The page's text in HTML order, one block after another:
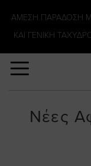
ΑΜΕΣΗ ΠΑΡΑΔΟΣΗ
ΚΑΙ ΓΕΝΙΚΗ
Νέες